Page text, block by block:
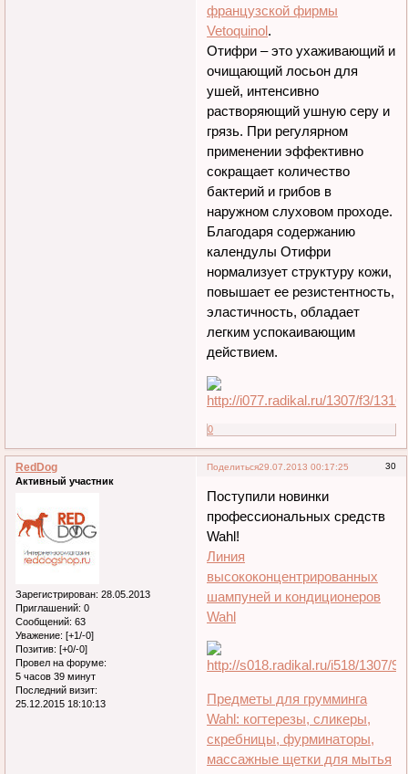
французской фирмы
Vetoquinol.
Отифри – это ухаживающий и
очищающий лосьон для
ушей, интенсивно
растворяющий ушную серу и
грязь. При регулярном
применении эффективно
сокращает количество
бактерий и грибов в
наружном слуховом проходе.
Благодаря содержанию
календулы Отифри
нормализует структуру кожи,
повышает ее резистентность,
эластичность, обладает
легким успокаивающим
действием.
0
Поделиться 30
29.07.2013 00:17:25
RedDog
Активный участник
Зарегистрирован: 28.05.2013
Приглашений: 0
Сообщений: 63
Уважение: [+1/-0]
Позитив: [+0/-0]
Провел на форуме:
5 часов 39 минут
Последний визит:
25.12.2015 18:10:13
Поступили новинки
профессиональных средств
Wahl!
Линия
высококонцентрированных
шампуней и кондиционеров
Wahl
Предметы для грумминга
Wahl: когтерезы, сликеры,
скребницы, фурминаторы,
массажные щетки для мытья